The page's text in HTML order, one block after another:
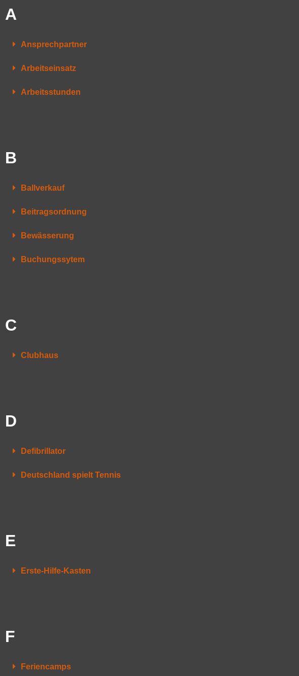
A
Ansprechpartner
Arbeitseinsatz
Arbeitsstunden
B
Ballverkauf
Beitragsordnung
Bewässerung
Buchungssytem
C
Clubhaus
D
Defibrillator
Deutschland spielt Tennis
E
Erste-Hilfe-Kasten
F
Feriencamps